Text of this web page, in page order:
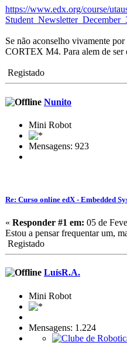
https://www.edx.org/course/
Se não aconselho vivamente
CORTEX M4. Para alem de ser
Registado
Nunito
Mini Robot
Mensagens: 923
Re: Curso online edX - Embedded
« Responder #1 em: 05 de
Estou a pensar frequentar um,
Registado
LuísR.A.
Mini Robot
Mensagens: 1.224